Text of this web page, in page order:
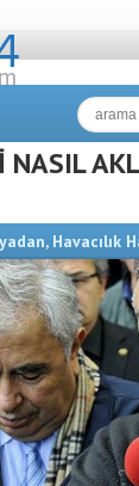
NASIL
, Havacılık